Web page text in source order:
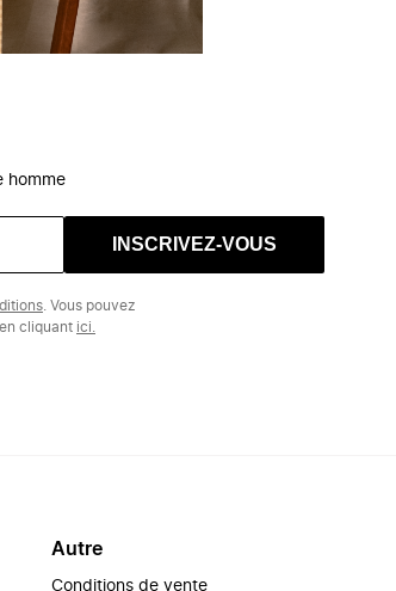
homme
INSCRIVEZ-VOUS
. Vous pouvez
cliquant ici.
Autre
Conditions de vente